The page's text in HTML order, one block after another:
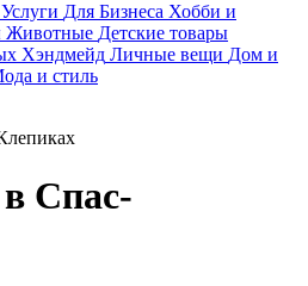
Услуги Для Бизнеса Хобби и
Животные Детские товары
Хэндмейд Личные вещи Дом и
и стиль
Спас-